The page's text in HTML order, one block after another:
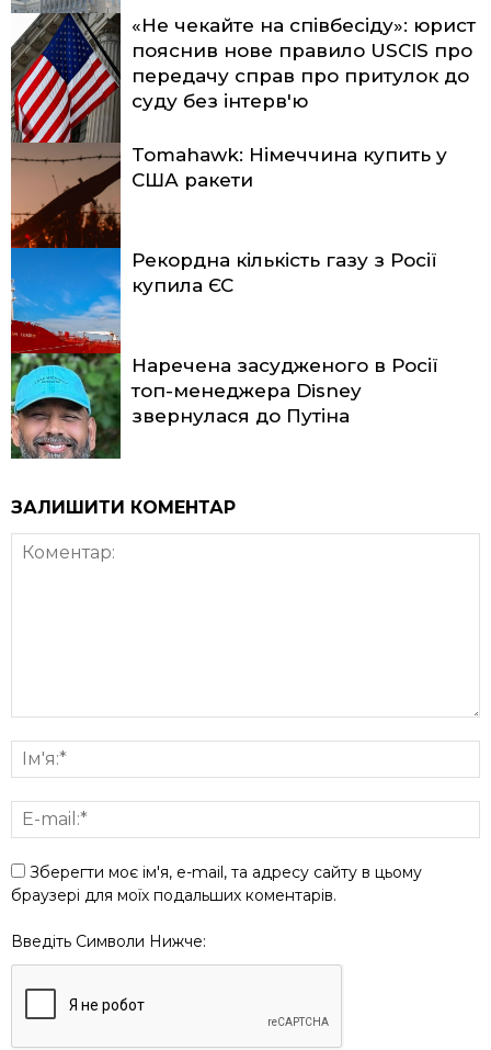
«Не чекайте на співбесіду»: юрист
пояснив нове правило USCIS про
передачу справ про притулок до
суду без інтерв'ю
Tomahawk: Німеччина купить у
США ракети
Рекордна кількість газу з Росії
купила ЄС
Наречена засудженого в Росії
топ-менеджера Disney
звернулася до Путіна
ЗАЛИШИТИ КОМЕНТАР
Зберегти моє ім'я, e-mail, та адресу сайту в цьому
браузері для моїх подальших коментарів.
Введіть Символи Нижче: